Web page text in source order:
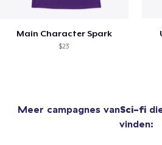
Main Character Spark
$23
Meer campagnes vanSci-fi
vinden: